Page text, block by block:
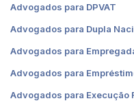
Advogados para DPVAT
Advogados para Dupla
Advogados para
Advogados para
Advogados para Execução